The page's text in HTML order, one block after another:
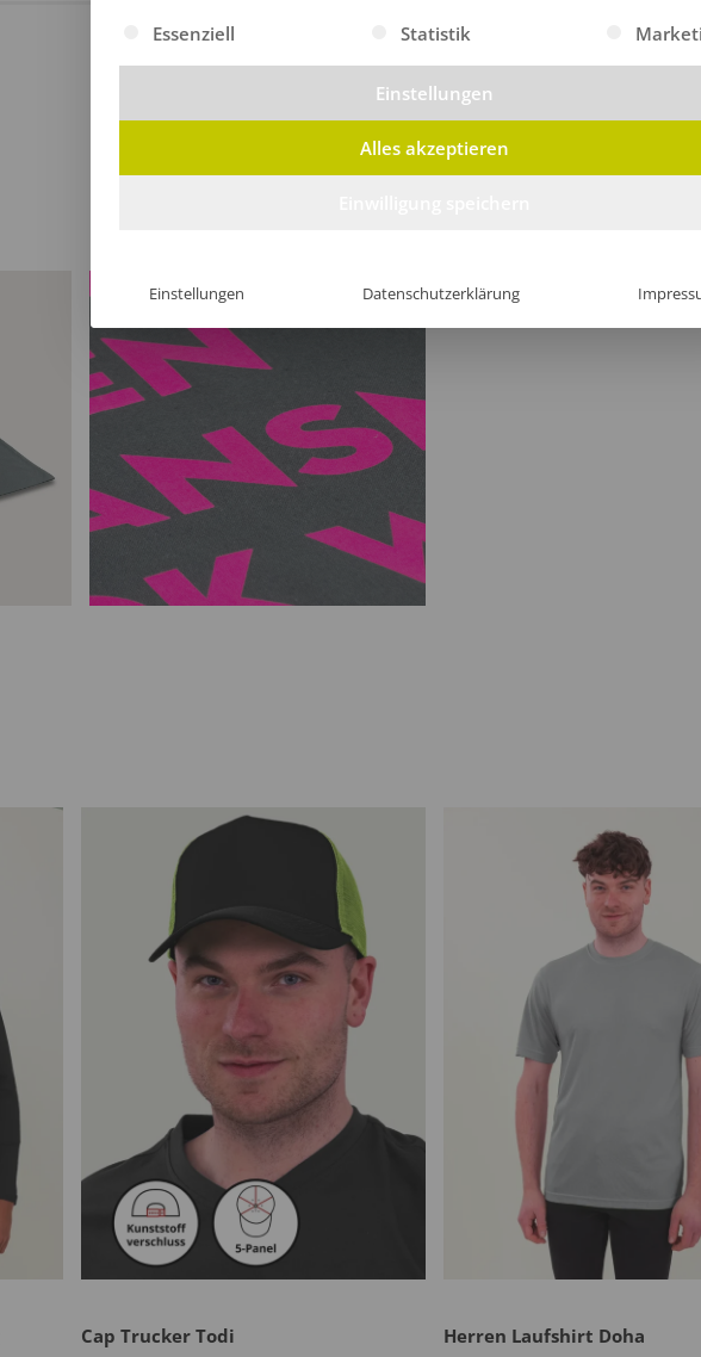
Cap Trucker Todi Herren Laufshirt Doha
Es folgt eine Liste der Service-Gruppen, für die eine Einwilligung
Essenziell Statistik
Einstellungen
Alles akzeptieren
Einstellungen Datenschutzerklärung